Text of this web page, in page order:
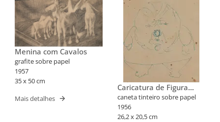
Menina com Cavalos
grafite sobre papel
1957
35 x 50 cm
Mais detalhes
Caricatura de Figura
Gorda
caneta tinteiro sobre papel
1956
26,2 x 20,5 cm